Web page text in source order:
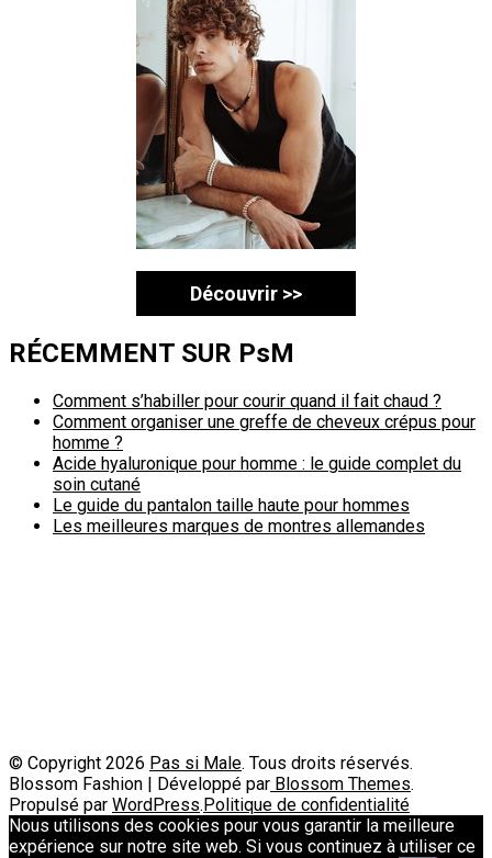
Découvrir >>
RÉCEMMENT SUR PsM
Comment s’habiller pour courir quand il fait chaud ?
Comment organiser une greffe de cheveux crépus pour
homme ?
Acide hyaluronique pour homme : le guide complet du
soin cutané
Le guide du pantalon taille haute pour hommes
Les meilleures marques de montres allemandes
© Copyright 2026 Pas si Male. Tous droits réservés.
Blossom Fashion | Développé par Blossom Themes.
Propulsé par WordPress.Politique de confidentialité
Nous utilisons des cookies pour vous garantir la meilleure
expérience sur notre site web. Si vous continuez à utiliser ce